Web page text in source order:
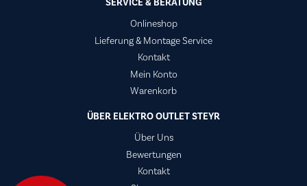
SERVICE & BERATUNG
Onlineshop
Lieferung & Montage Service
Kontakt
Mein Konto
Warenkorb
ÜBER ELEKTRO OUTLET STEYR
Über Uns
Bewertungen
Kontakt